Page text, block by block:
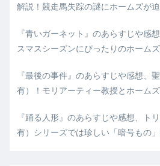
解説！競走馬失踪の謎にホームズが
『青いガーネット』のあらすじや感
スマスシーズンにぴったりのホーム
『最後の事件』のあらすじや感想、
有）！モリアーティー教授とホーム
『踊る人形』のあらすじや感想、ト
有）シリーズでは珍しい「暗号もの」